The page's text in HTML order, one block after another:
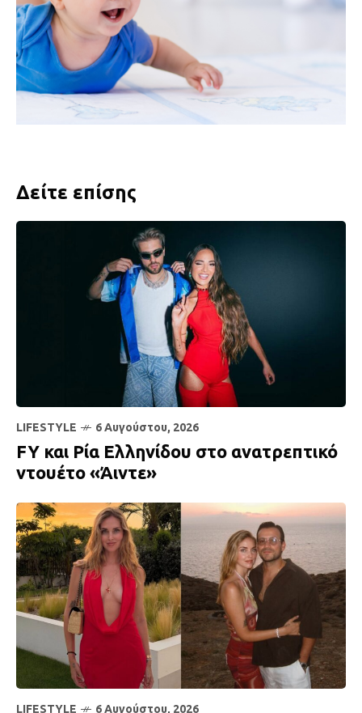
Δείτε επίσης
LIFESTYLE 6 Αυγούστου, 2026
FY και Ρία Ελληνίδου στο ανατρεπτικό
ντουέτο «Άιντε»
LIFESTYLE 6 Αυγούστου, 2026